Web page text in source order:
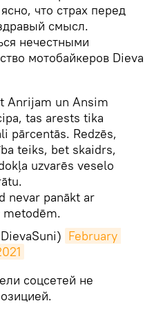
что страх перед
смысл.
нечестными
мотобайкеров Dieva
Anrijam un Ansim
tas arests tika
pārcentās. Redzēs,
teiks, bet skaidrs,
uzvarēs veselo
nevar panākt ar
metodēm.
February
соцсетей не